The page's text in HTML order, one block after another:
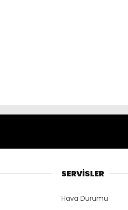
SERVİSLER
Hava Durumu